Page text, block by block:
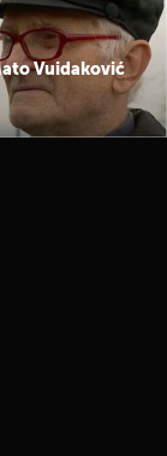
Vuidaković